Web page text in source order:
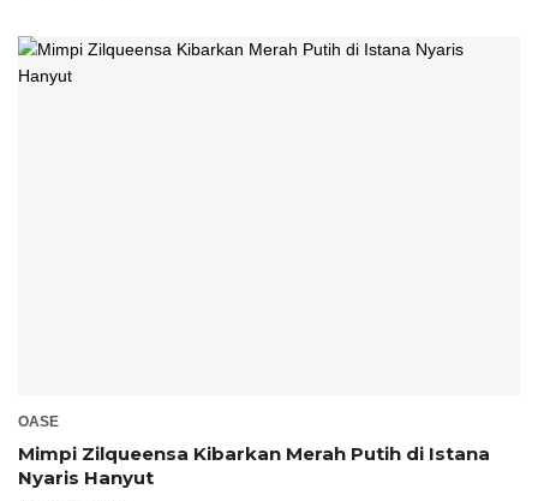
OASE
Mimpi Zilqueensa Kibarkan Merah Putih di Istana
Nyaris Hanyut